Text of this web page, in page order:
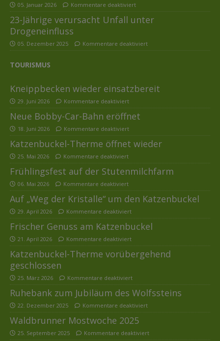
05. Januar 2026 Kommentare deaktiviert
23-Jährige verursacht Unfall unter
Drogeneinfluss
05. Dezember 2025 Kommentare deaktiviert
TOURISMUS
Kneippbecken wieder einsatzbereit
29. Juni 2026 Kommentare deaktiviert
Neue Bobby-Car-Bahn eröffnet
18. Juni 2026 Kommentare deaktiviert
Katzenbuckel-Therme öffnet wieder
25. Mai 2026 Kommentare deaktiviert
Frühlingsfest auf der Stutenmilchfarm
06. Mai 2026 Kommentare deaktiviert
Auf „Weg der Kristalle“ um den Katzenbuckel
29. April 2026 Kommentare deaktiviert
Frischer Genuss am Katzenbuckel
21. April 2026 Kommentare deaktiviert
Katzenbuckel-Therme vorübergehend
geschlossen
25. März 2026 Kommentare deaktiviert
Ruhebank zum Jubiläum des Wolfssteins
22. Dezember 2025 Kommentare deaktiviert
Waldbrunner Mostwoche 2025
25. September 2025 Kommentare deaktiviert